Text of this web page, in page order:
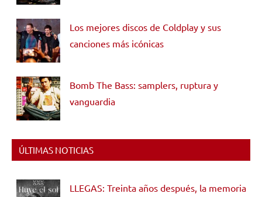
Los mejores discos de Coldplay y sus
canciones más icónicas
Bomb The Bass: samplers, ruptura y
vanguardia
ÚLTIMAS NOTICIAS
LLEGAS: Treinta años después, la memoria